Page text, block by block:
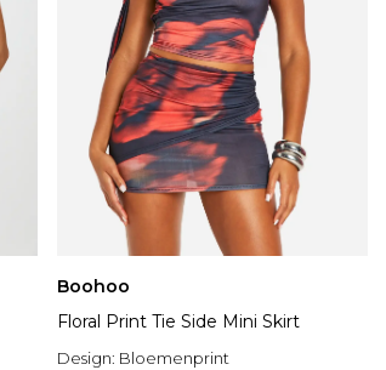
Boohoo
Floral Print Tie Side Mini Skirt
Design: Bloemenprint